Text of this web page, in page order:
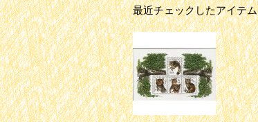
最近チェックしたアイテム